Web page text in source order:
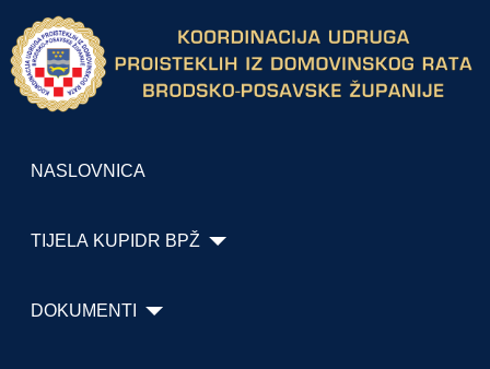
NASLOVNICA
TIJELA KUPIDR BPŽ
DOKUMENTI